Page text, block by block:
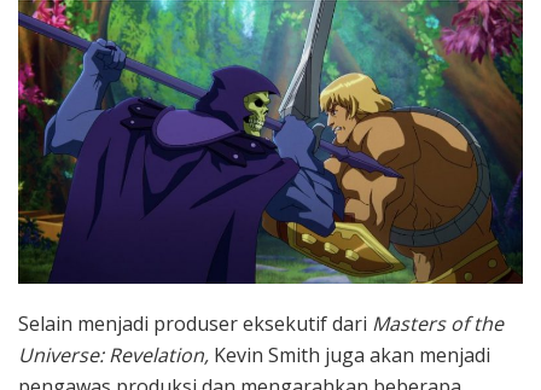
Selain menjadi produser eksekutif dari Masters of the
Universe: Revelation, Kevin Smith juga akan menjadi